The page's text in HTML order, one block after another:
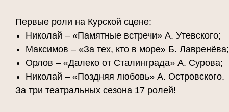
Первые роли на Курской сцене:
Николай – «Памятные встречи» А. Утевского;
Максимов – «За тех, кто в море» Б. Лавренёва;
Орлов – «Далеко от Сталинграда» А. Сурова;
Николай – «Поздняя любовь» А. Островского.
За три театральных сезона 17 ролей!